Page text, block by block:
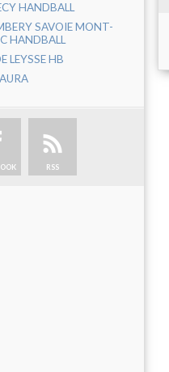
HANDBALL
SAVOIE MONT-
HANDBALL
LEYSSE HB
RSS